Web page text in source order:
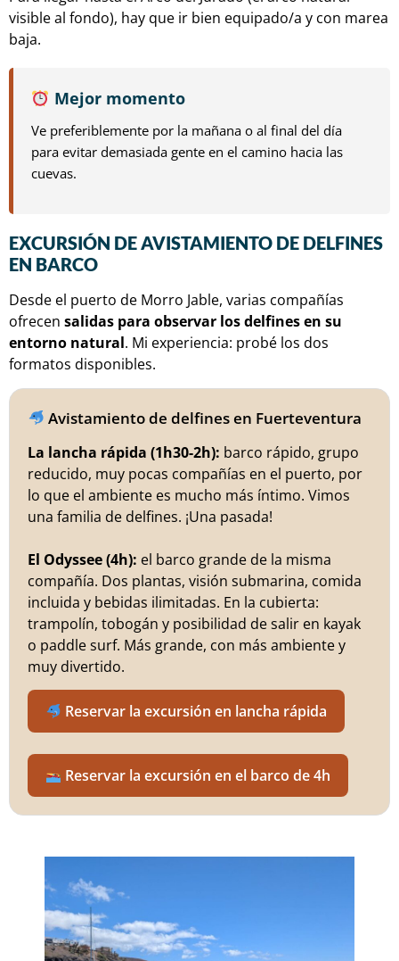
visible al fondo), hay que ir bien equipado/a y con marea
baja.
Mejor momento
Ve preferiblemente por la mañana o al final del día
para evitar demasiada gente en el camino hacia las
cuevas.
EXCURSIÓN DE AVISTAMIENTO DE DELFINES
EN BARCO
Desde el puerto de Morro Jable, varias compañías
ofrecen salidas para observar los delfines en su
entorno natural. Mi experiencia: probé los dos
formatos disponibles.
Avistamiento de delfines en Fuerteventura
La lancha rápida (1h30-2h): barco rápido, grupo
reducido, muy pocas compañías en el puerto, por
lo que el ambiente es mucho más íntimo. Vimos
una familia de delfines. ¡Una pasada!
El Odyssee (4h): el barco grande de la misma
compañía. Dos plantas, visión submarina, comida
incluida y bebidas ilimitadas. En la cubierta:
trampolín, tobogán y posibilidad de salir en kayak
o paddle surf. Más grande, con más ambiente y
muy divertido.
Reservar la excursión en lancha rápida
Reservar la excursión en el barco de 4h